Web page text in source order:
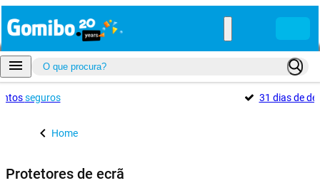
seguros 31 dias de
Home
Protetores de ecrã